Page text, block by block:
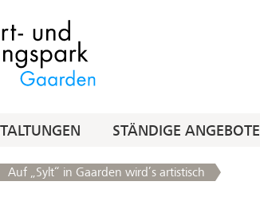
STÄNDIGE ANGEBOTE
Auf „Sylt“ in Gaarden wird’s artistisch